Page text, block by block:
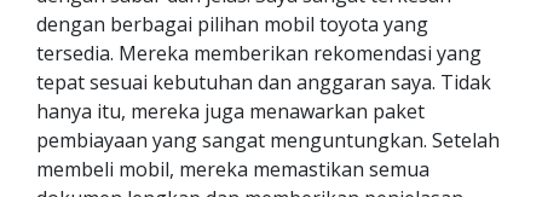
dengan berbagai pilihan mobil toyota yang
tersedia. Mereka memberikan rekomendasi yang
tepat sesuai kebutuhan dan anggaran saya. Tidak
hanya itu, mereka juga menawarkan paket
pembiayaan yang sangat menguntungkan. Setelah
membeli mobil, mereka memastikan semua